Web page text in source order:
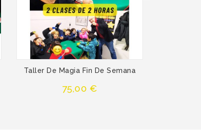
Taller De Magia Fin De Semana
Precio
75,00 €